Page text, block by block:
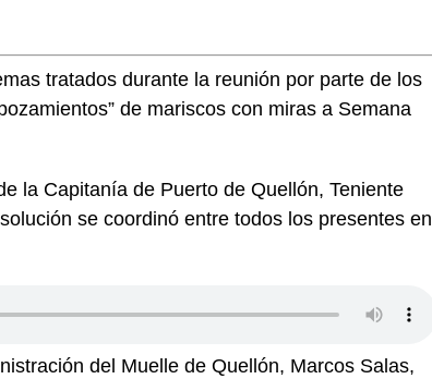
tratados durante la reunión por parte de los
de mariscos con miras a Semana
la Capitanía de Puerto de Quellón, Teniente
se coordinó entre todos los presentes en
del Muelle de Quellón, Marcos Salas,